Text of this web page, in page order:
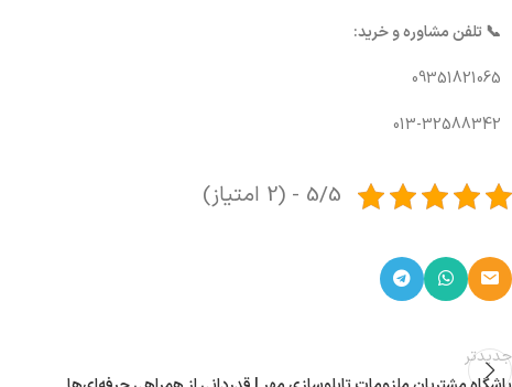
📞 تلفن مشاوره و خرید:
09351821065
013-32588342
5/5 - (2 امتیاز)
جدیدتر